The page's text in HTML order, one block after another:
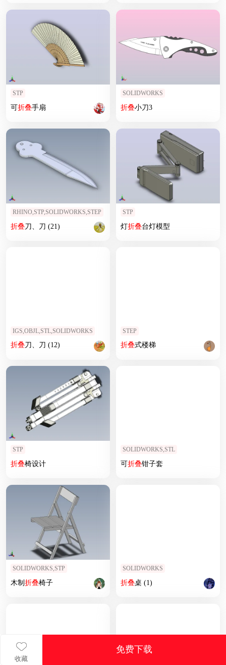
收藏
免费下载
STP
可折叠手扇
SOLIDWORKS
折叠小刀3
RHINO,STP,SOLIDWORKS,STEP
折叠刀、刀 (21)
STP
灯折叠台灯模型
IGS,OBJL,STL,SOLIDWORKS
折叠刀、刀 (12)
STEP
折叠式楼梯
STP
折叠椅设计
SOLIDWORKS,STL
可折叠钳子套
SOLIDWORKS,STP
木制折叠椅子
SOLIDWORKS
折叠桌 (1)